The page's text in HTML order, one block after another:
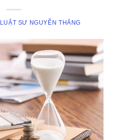
LUẬT SƯ NGUYỄN THẮNG